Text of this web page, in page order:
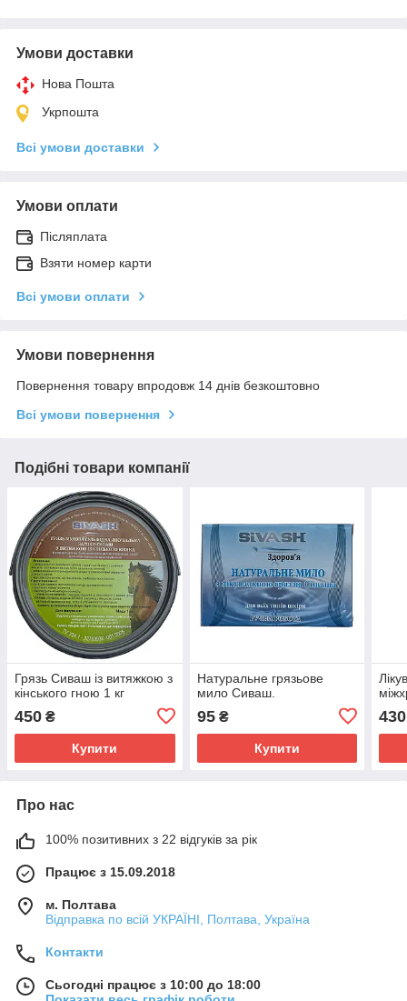
Умови доставки
Нова Пошта
Укрпошта
Всі умови доставки
Умови оплати
Післяплата
Взяти номер карти
Всі умови оплати
Умови повернення
Повернення товару впродовж 14 днів безкоштовно
Всі умови повернення
Подібні товари компанії
Грязь Сиваш із витяжкою з
кінського гною 1 кг
450 ₴
Купити
Натуральне грязьове
мило Сиваш.
95₴
Купити
430
Про нас
100% позитивних з 22 відгуків за рік
Працює з 15.09.2018
м. Полтава
Відправка по всій УКРАЇНІ, Полтава, Україна
Контакти
Сьогодні працює з 10:00 до 18:00